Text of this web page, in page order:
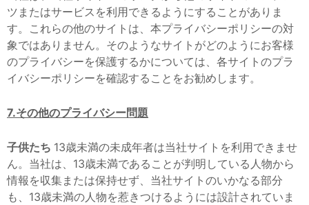
ツまたはサービスを利用できるようにすることがありま
す。これらの他のサイトは、本プライバシーポリシーの対
象ではありません。そのようなサイトがどのようにお客様
のプライバシーを保護するかについては、各サイトのプラ
イバシーポリシーを確認することをお勧めします。
7.その他のプライバシー問題
子供たち 13歳未満の未成年者は当社サイトを利用できませ
ん。当社は、13歳未満であることが判明している人物から
情報を収集または保持せず、当社サイトのいかなる部分
も、13歳未満の人物を惹きつけるようには設計されていま